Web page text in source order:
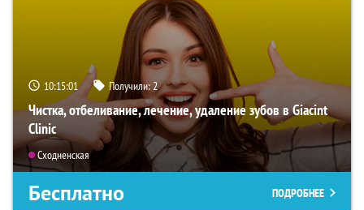
10:14:59 Получили:2
Чистка, отбеливание, лечение, удаление зубов в Giacint
Clinic
Сходненская
Бесплатно ПОДРОБНЕЕ